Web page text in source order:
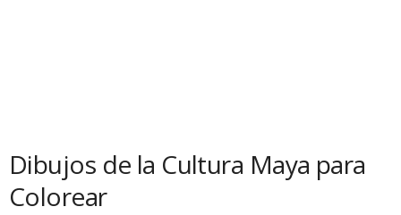
Dibujos de la Cultura Maya para
Colorear